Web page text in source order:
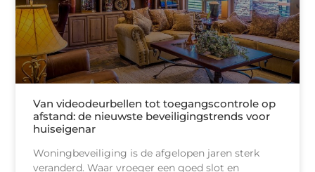
Van videodeurbellen tot toegangscontrole op
afstand: de nieuwste beveiligingstrends voor
huiseigenar
Woningbeveiliging is de afgelopen jaren sterk
veranderd. Waar vroeger een goed slot en